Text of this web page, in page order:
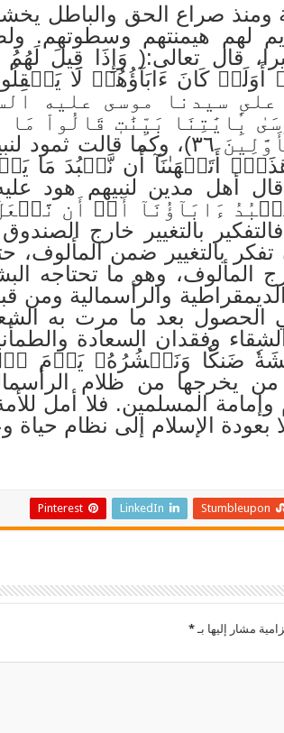
ومنذ صراع الحق والباطل
لهم هيمنتهم وسطوتهم.
قال تعالى:( وَإِذَا قِيلَ لَهُمُ
كَانَ ءَابَآؤُهُمۡ لَا
سيدنا موسى عليه
بِ‍َٔايَٰتِنَا بَيِّنَٰتٖ قَالُواْ
بِهَٰذَا فِيٓ ءَابَآئِنَا ٱلۡأَوَّلِينَ
أَتَنۡهَىٰنَآ أَن نَّعۡبُدَ مَا
أهل مدين لنبيهم هود
ءَابَآؤُنَآ أَوۡ أَن
ٱلرَّشِيدُ ٨٧). فالتفكير بالتغيير
بالتغيير ضمن المألوف،
خارج المألوف، وهو ما
والرأسمالية ومن
بعد ما مرت به
وفقدان السعادة
ضَنكٗا وَنَحۡشُرُهُۥ يَوۡمَ
من يخرجها من ظلام
وإمامة المسلمين. فلا أمل
الإسلام إلى نظام حياة
Stumbleupon
LinkedIn
Pinterest
مشار إليها بـ*